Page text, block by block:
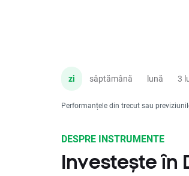
zi săptămână lună 3
Performanțele din trecut sau
DESPRE INSTRUMENTE
Investește în